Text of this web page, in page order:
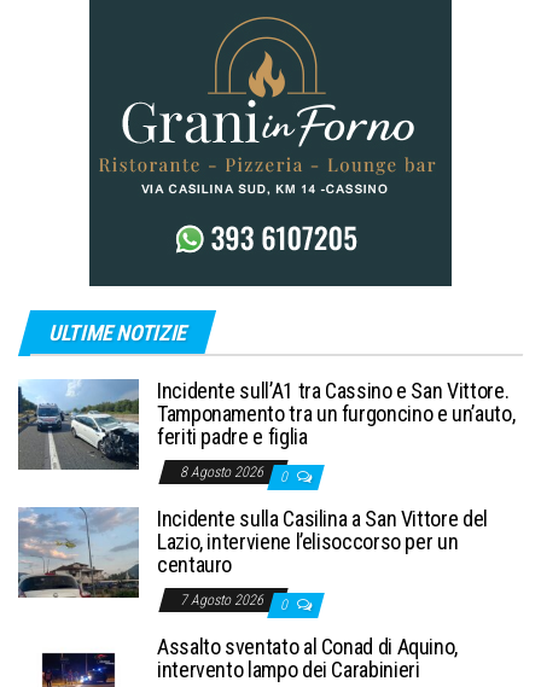
ULTIME NOTIZIE
Incidente sull’A1 tra Cassino e San Vittore.
Tamponamento tra un furgoncino e un’auto,
feriti padre e figlia
8 Agosto 2026 0
Incidente sulla Casilina a San Vittore del
Lazio, interviene l’elisoccorso per un
centauro
7 Agosto 2026 0
Assalto sventato al Conad di Aquino,
intervento lampo dei Carabinieri